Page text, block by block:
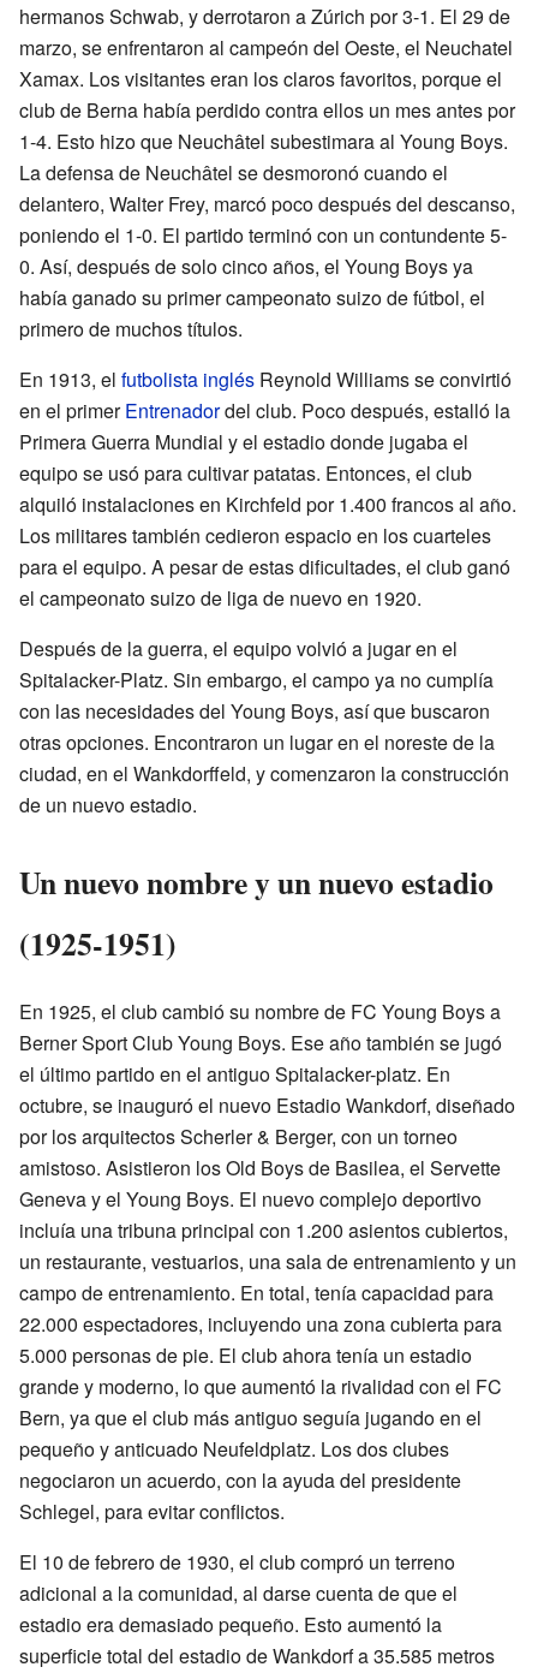
hermanos Schwab, y derrotaron a Zúrich por 3-1. El 29 de
marzo, se enfrentaron al campeón del Oeste, el Neuchatel
Xamax. Los visitantes eran los claros favoritos, porque el
club de Berna había perdido contra ellos un mes antes por
1-4. Esto hizo que Neuchâtel subestimara al Young Boys.
La defensa de Neuchâtel se desmoronó cuando el
delantero, Walter Frey, marcó poco después del descanso,
poniendo el 1-0. El partido terminó con un contundente 5-
0. Así, después de solo cinco años, el Young Boys ya
había ganado su primer campeonato suizo de fútbol, el
primero de muchos títulos.
En 1913, el futbolista inglés Reynold Williams se convirtió
en el primerEntrenadordel club. Poco después, estalló la
Primera Guerra Mundial y el estadio donde jugaba el
equipo se usó para cultivar patatas. Entonces, el club
alquiló instalaciones en Kirchfeld por 1.400 francos al año.
Los militares también cedieron espacio en los cuarteles
para el equipo. A pesar de estas dificultades, el club ganó
el campeonato suizo de liga de nuevo en 1920.
Después de la guerra, el equipo volvió a jugar en el
Spitalacker-Platz. Sin embargo, el campo ya no cumplía
con las necesidades del Young Boys, así que buscaron
otras opciones. Encontraron un lugar en el noreste de la
ciudad, en el Wankdorffeld, y comenzaron la construcción
de un nuevo estadio.
Un nuevo nombre y un nuevo estadio
(1925-1951)
En 1925, el club cambió su nombre de FC Young Boys a
Berner Sport Club Young Boys. Ese año también se jugó
el último partido en el antiguo Spitalacker-platz. En
octubre, se inauguró el nuevo Estadio Wankdorf, diseñado
por los arquitectos Scherler & Berger, con un torneo
amistoso. Asistieron los Old Boys de Basilea, el Servette
Geneva y el Young Boys. El nuevo complejo deportivo
incluía una tribuna principal con 1.200 asientos cubiertos,
un restaurante, vestuarios, una sala de entrenamiento y un
campo de entrenamiento. En total, tenía capacidad para
22.000 espectadores, incluyendo una zona cubierta para
5.000 personas de pie. El club ahora tenía un estadio
grande y moderno, lo que aumentó la rivalidad con el FC
Bern, ya que el club más antiguo seguía jugando en el
pequeño y anticuado Neufeldplatz. Los dos clubes
negociaron un acuerdo, con la ayuda del presidente
Schlegel, para evitar conflictos.
El 10 de febrero de 1930, el club compró un terreno
adicional a la comunidad, al darse cuenta de que el
estadio era demasiado pequeño. Esto aumentó la
superficie total del estadio de Wankdorf a 35.585 metros